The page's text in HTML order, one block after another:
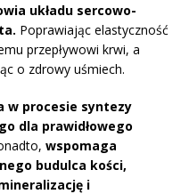
układu sercowo-
Poprawiając elastyczność
przepływowi krwi, a
o zdrowy uśmiech.
w procesie syntezy
dla prawidłowego
wspomaga
budulca kości,
i